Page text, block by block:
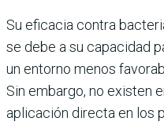
Su eficacia contra
se debe a su capacidad
un entorno menos
Sin embargo, no existen
aplicación directa en los